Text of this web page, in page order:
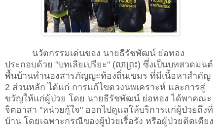
นวัตกรรมเด่นของ นายธีรัชพัฒน์ ย่อทอง
ประกอบด้วย "บทเลียเปรียะ" (លាព្រះ) ซึ่งเป็นบทสวดมนต์
พื้นบ้านทำนองสารภัญญะท้องถิ่นเขมร ที่มีเนื้อหาสำคัญ
2 ส่วนหลัก ได้แก่ การแก้ไขดวงนพเคราะห์ และการสู่
ขวัญให้แก่ผู้ป่วย โดย นายธีรัชพัฒน์ ย่อทอง ได้พาคณะ
จิตอาสา "หน่วยกู้ใจ" ออกไปดูแลให้บริการแก่ผู้ป่วยถึงที่
บ้าน โดยเฉพาะกรณีของผู้ป่วยเรื้อรัง หรือผู้ป่วยติดเตียง